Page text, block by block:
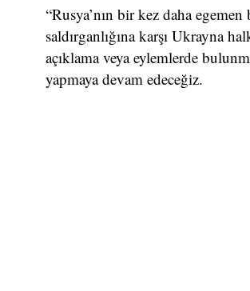
“Rusya’nın bir kez daha
saldırganlığına karşı Ukrayna
açıklama veya eylemlerde
yapmaya devam edeceğiz.